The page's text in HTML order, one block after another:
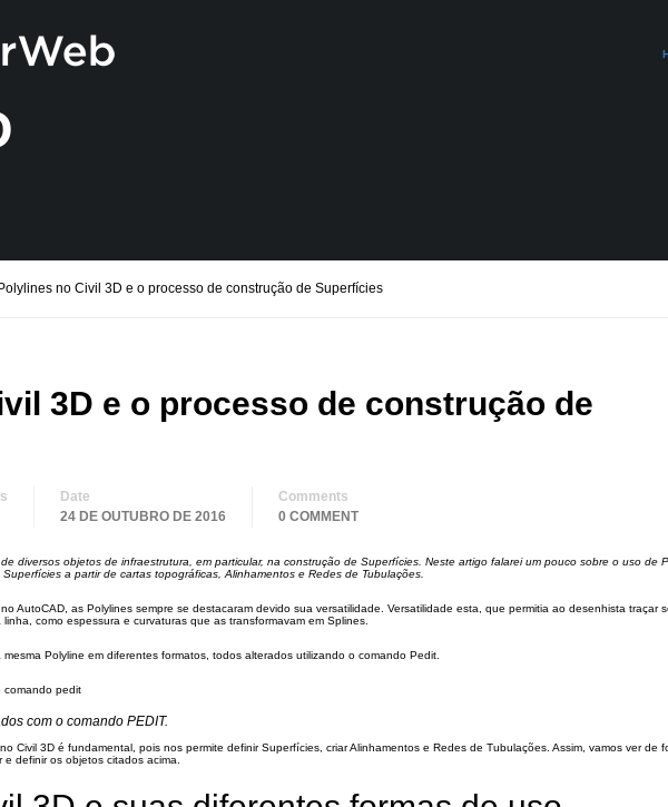
Polylines no Civil 3D e o processo de construção de Superfícies
3D e o processo de construção de
Date
24 DE OUTUBRO DE 2016
Comments
0 COMMENT
diversos objetos de infraestrutura, em particular, na construção de Superfícies. Neste artigo falarei um pouco sobre o uso de
a partir de cartas topográficas, Alinhamentos e Redes de Tubulações.
AutoCAD, as Polylines sempre se destacaram devido sua versatilidade. Versatilidade esta, que permitia ao desenhista traçar
como espessura e curvaturas que as transformavam em Splines.
Polyline em diferentes formatos, todos alterados utilizando o comando Pedit.
com o comando PEDIT.
Civil 3D é fundamental, pois nos permite definir Superfícies, criar Alinhamentos e Redes de Tubulações. Assim, vamos ver de
definir os objetos citados acima.